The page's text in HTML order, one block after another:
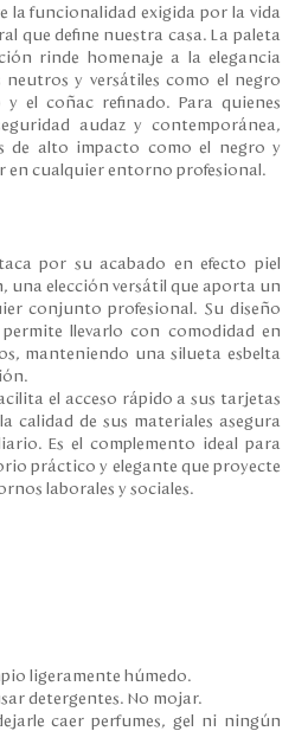
la funcionalidad exigida por la vida
define nuestra casa. La paleta
rinde homenaje a la elegancia
y versátiles como el negro
y el coñac refinado. Para quienes
audaz y contemporánea,
de alto impacto como el negro y
en cualquier entorno profesional.
por su acabado en efecto piel
una elección versátil que aporta un
conjunto profesional. Su diseño
llevarlo con comodidad en
manteniendo una silueta esbelta
el acceso rápido a sus tarjetas
calidad de sus materiales asegura
Es el complemento ideal para
práctico y elegante que proyecte
laborales y sociales.
ligeramente húmedo.
detergentes. No mojar.
caer perfumes, gel ni ningún